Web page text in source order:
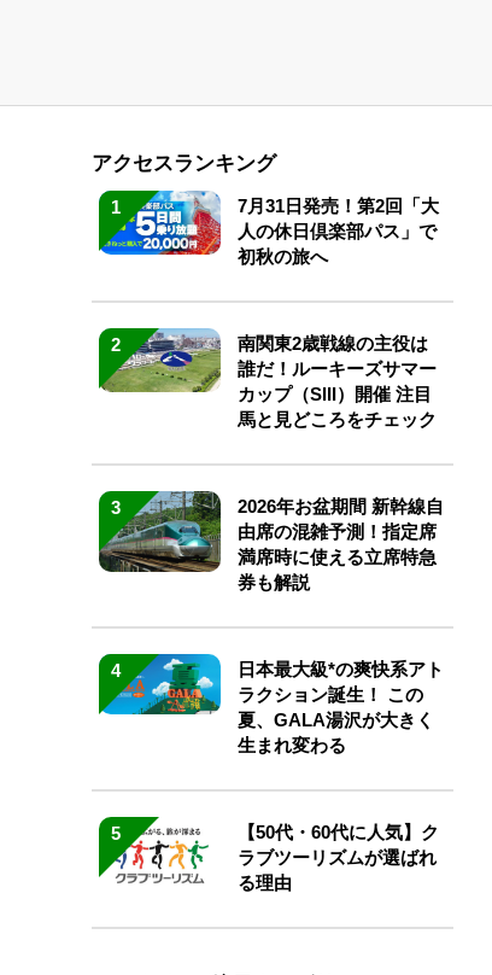
アクセスランキング
1
7月31日発売！第2回「大
人の休日倶楽部パス」で
初秋の旅へ
2
南関東2歳戦線の主役は
誰だ！ルーキーズサマー
カップ（SIII）開催 注目
馬と見どころをチェック
3
2026年お盆期間 新幹線自
由席の混雑予測！指定席
満席時に使える立席特急
券も解説
4
日本最大級*の爽快系アト
ラクション誕生！ この
夏、GALA湯沢が大きく
生まれ変わる
5
【50代・60代に人気】ク
ラブツーリズムが選ばれ
る理由